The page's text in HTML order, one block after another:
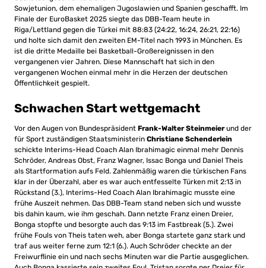
Sowjetunion, dem ehemaligen Jugoslawien und Spanien geschafft. Im
Finale der EuroBasket 2025 siegte das DBB-Team heute in
Riga/Lettland gegen die Türkei mit 88:83 (24:22, 16:24, 26:21, 22:16)
und holte sich damit den zweiten EM-Titel nach 1993 in München. Es
ist die dritte Medaille bei Basketball-Großereignissen in den
vergangenen vier Jahren. Diese Mannschaft hat sich in den
vergangenen Wochen einmal mehr in die Herzen der deutschen
Öffentlichkeit gespielt.
Schwachen Start wettgemacht
Vor den Augen von Bundespräsident Frank-Walter Steinmeierund der
für Sport zuständigen Staatsministerin Christiane Schenderlein
schickte Interims-Head Coach Alan Ibrahimagic einmal mehr Dennis
Schröder, Andreas Obst, Franz Wagner, Issac Bonga und Daniel Theis
als Startformation aufs Feld. Zahlenmäßig waren die türkischen Fans
klar in der Überzahl, aber es war auch entfesselte Türken mit 2:13 in
Rückstand (3.), Interims-Hed Coach Alan Ibrahimagic musste eine
frühe Auszeit nehmen. Das DBB-Team stand neben sich und wusste
bis dahin kaum, wie ihm geschah. Dann netzte Franz einen Dreier,
Bonga stopfte und besorgte auch das 9:13 im Fastbreak (5.). Zwei
frühe Fouls von Theis taten weh, aber Bonga startete ganz stark und
traf aus weiter ferne zum 12:1 (6.). Auch Schröder checkte an der
Freiwurflinie ein und nach sechs Minuten war die Partie ausgeglichen.